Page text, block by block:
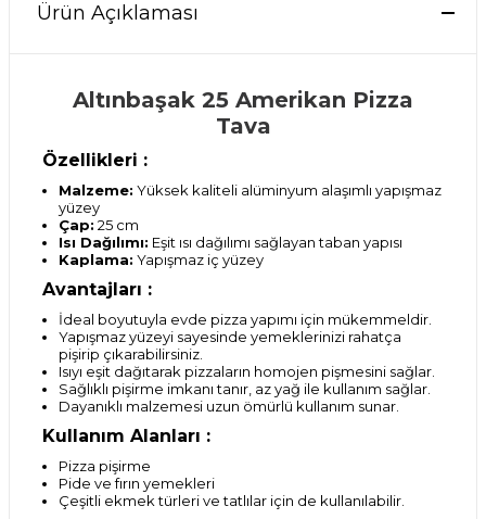
Ürün Açıklaması
Altınbaşak 25 Amerikan Pizza
Tava
Özellikleri :
Malzeme: Yüksek kaliteli alüminyum alaşımlı yapışmaz
yüzey
Çap: 25 cm
Isı Dağılımı: Eşit ısı dağılımı sağlayan taban yapısı
Kaplama: Yapışmaz iç yüzey
Avantajları :
İdeal boyutuyla evde pizza yapımı için mükemmeldir.
Yapışmaz yüzeyi sayesinde yemeklerinizi rahatça
pişirip çıkarabilirsiniz.
Isıyı eşit dağıtarak pizzaların homojen pişmesini sağlar.
Sağlıklı pişirme imkanı tanır, az yağ ile kullanım sağlar.
Dayanıklı malzemesi uzun ömürlü kullanım sunar.
Kullanım Alanları :
Pizza pişirme
Pide ve fırın yemekleri
Çeşitli ekmek türleri ve tatlılar için de kullanılabilir.